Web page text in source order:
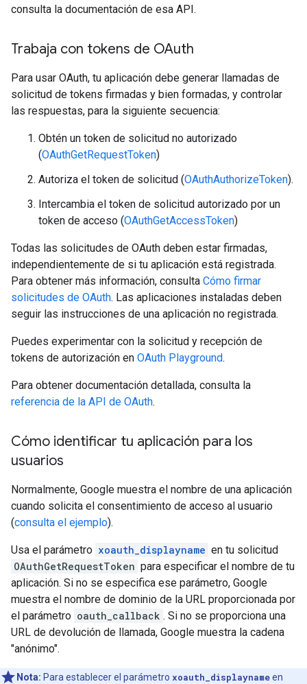
consulta la documentación de esa API.
Trabaja con tokens de OAuth
Para usar OAuth, tu aplicación debe generar llamadas de
solicitud de tokens firmadas y bien formadas, y controlar
las respuestas, para la siguiente secuencia:
Obtén un token de solicitud no autorizado
(OAuthGetRequestToken)
Autoriza el token de solicitud (OAuthAuthorizeToken).
Intercambia el token de solicitud autorizado por un
token de acceso (OAuthGetAccessToken)
Todas las solicitudes de OAuth deben estar firmadas,
independientemente de si tu aplicación está registrada.
Para obtener más información, consulta Cómo firmar
solicitudes de OAuth. Las aplicaciones instaladas deben
seguir las instrucciones de una aplicación no registrada.
Puedes experimentar con la solicitud y recepción de
tokens de autorización en OAuth Playground.
Para obtener documentación detallada, consulta la
referencia de la API de OAuth.
Cómo identificar tu aplicación para los
usuarios
Normalmente, Google muestra el nombre de una aplicación
cuando solicita el consentimiento de acceso al usuario
(consulta el ejemplo).
Usa el parámetro xoauth_displayname en tu solicitud
OAuthGetRequestToken para especificar el nombre de tu
aplicación. Si no se especifica ese parámetro, Google
muestra el nombre de dominio de la URL proporcionada por
el parámetro oauth_callback . Si no se proporciona una
URL de devolución de llamada, Google muestra la cadena
"anónimo".
Nota: Para establecer el parámetro xoauth_displaynameen